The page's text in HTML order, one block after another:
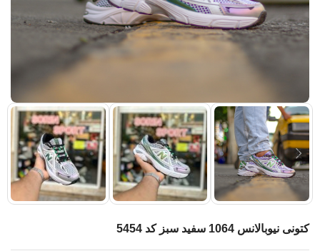
کتونی نیوبالانس 1064 سفید سبز کد 5454